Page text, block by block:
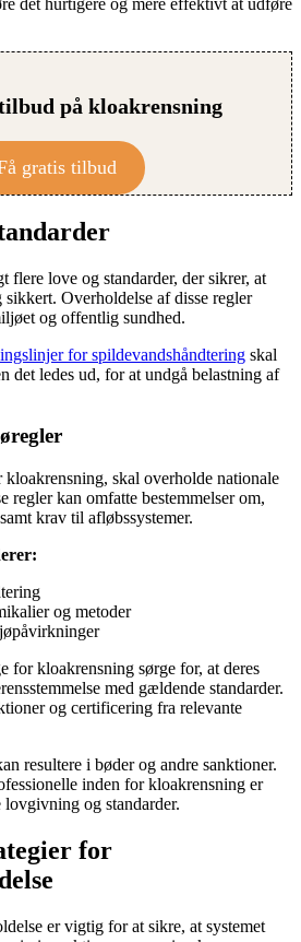
på kloakrensning
gratis tilbud
flere love og standarder, der sikrer, at
Overholdelse af disse regler
og offentlig sundhed.
for spildevandshåndtering skal
det ledes ud, for at undgå belastning af
skal overholde nationale
regler kan omfatte bestemmelser om,
krav til afløbssystemer.
og metoder
for kloakrensning sørge for, at deres
med gældende standarder.
og certificering fra relevante
resultere i bøder og andre sanktioner.
inden for kloakrensning er
og standarder.
for
er vigtig for at sikre, at systemet